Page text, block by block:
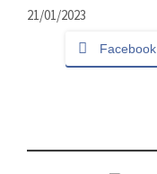
21/01/2023
Facebook